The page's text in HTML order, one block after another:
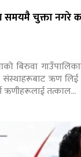
चुक्ता नगरे
बिरुवा
संस्थाहरूबाट ऋण
ऋणीहरूलाई तत्काल…